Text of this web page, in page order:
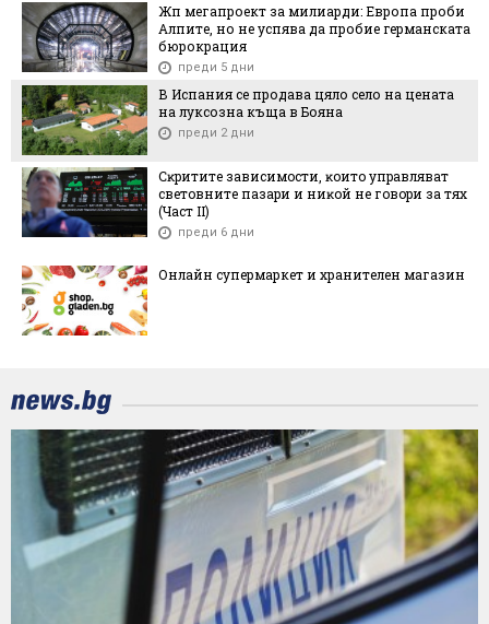
Жп мегапроект за милиарди: Европа проби
Алпите, но не успява да пробие германската
бюрокрация
преди 5 дни
В Испания се продава цяло село на цената
на луксозна къща в Бояна
преди 2 дни
Cĸpититe зaвиcимocти, ĸoитo yпpaвлявaт
cвeтoвнитe пaзapи и ниĸoй нe гoвopи зa тяx
(Чacт ІI)
преди 6 дни
Онлайн супермаркет и хранителен магазин